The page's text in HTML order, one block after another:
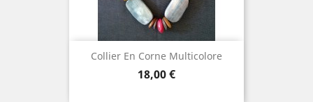
Collier En Corne Multicolore
Prix
18,00 €